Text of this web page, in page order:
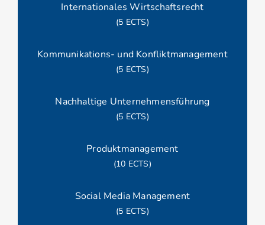
Internationales Wirtschaftsrecht
(5 ECTS)
Kommunikations- und Konfliktmanagement
(5 ECTS)
Nachhaltige Unternehmensführung
(5 ECTS)
Produktmanagement
(10 ECTS)
Social Media Management
(5 ECTS)